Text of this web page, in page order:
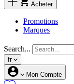
Acheter
Promotions
Marques
Search...
fr
Mon Compte